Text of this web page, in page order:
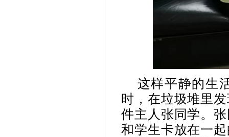
这样平静的生
时，在垃圾堆里
件主人张同学。
和学生卡放在一